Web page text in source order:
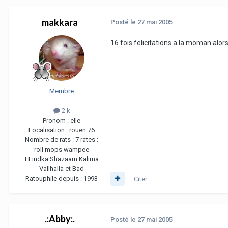
makkara
Membre
2 k
Pronom : elle
Localisation : rouen 76
Nombre de rats : 7 rates :
roll mops wampee
LLindka Shazaam Kalima
Vallhalla et Bad
Ratouphile depuis : 1993
Posté le 27 mai 2005
16 fois felicitations a la moman
Citer
.:Abby:. Posté le 27 mai 2005